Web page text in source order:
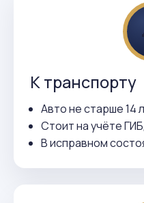
К транспорту
Авто не старше 14
Стоит на учёте
В исправном